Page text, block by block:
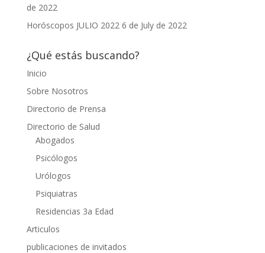
de 2022
Horóscopos JULIO 2022 6 de July de 2022
¿Qué estás buscando?
Inicio
Sobre Nosotros
Directorio de Prensa
Directorio de Salud
Abogados
Psicólogos
Urólogos
Psiquiatras
Residencias 3a Edad
Articulos
publicaciones de invitados